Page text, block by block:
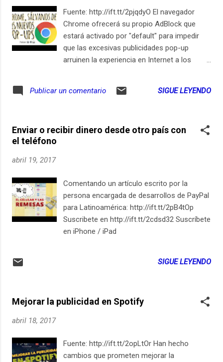
Fuente: http://ift.tt/2pjqdyO El navegador
Chrome ofrecerá su propio AdBlock que
estará activado por "default" para impedir
que las excesivas publicidades pop-up
arruinen la experiencia en Internet a los
Suscríbete en iPhone / iPad
Publicar un comentario SIGUE LEYENDO
Enviar o recibir dinero desde otro país con
el teléfono
abril 19, 2017
Comentando un artículo escrito por la
persona encargada de desarrollos de PayPal
para Latinoamérica: http://ift.tt/2pB4tOp
Suscribete en http://ift.tt/2cdsd32 Suscríbete
en iPhone / iPad
SIGUE LEYENDO
Mejorar la publicidad en Spotify
abril 18, 2017
Fuente: http://ift.tt/2opLtOr Han hecho
cambios que prometen mejorar la